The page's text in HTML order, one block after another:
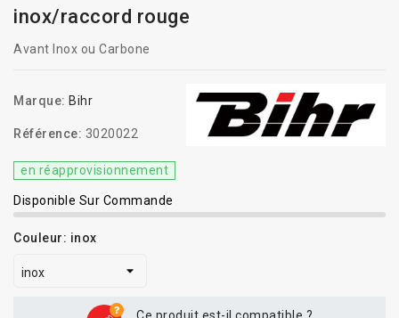
inox/raccord rouge
Avant Inox ou Carbone
Marque: Bihr
Référence: 3020022
en réapprovisionnement
Disponible Sur Commande
Couleur: inox